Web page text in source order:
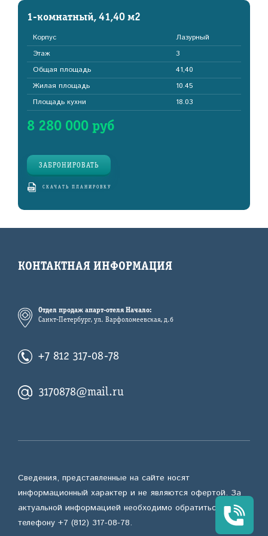
1-комнатный, 41,40 м2
Корпус
Лазурный
Этаж
3
Общая площадь
41,40
Жилая площадь
10.45
Площадь кухни
18.03
8 280 000 руб
ЗАБРОНИРОВАТЬ
СКАЧАТЬ ПЛАНИРОВКУ
КОНТАКТНАЯ ИНФОРМАЦИЯ
Отдел продаж апарт-отеля Начало:
Санкт-Петербург, ул. Варфоломеевская, д.6
+7 812 317-08-78
3170878@mail.ru
Сведения, представленные на сайте носят
информационный характер и не являются офертой. За
актуальной информацией необходимо обратиться по
телефону +7 (812) 317-08-78.